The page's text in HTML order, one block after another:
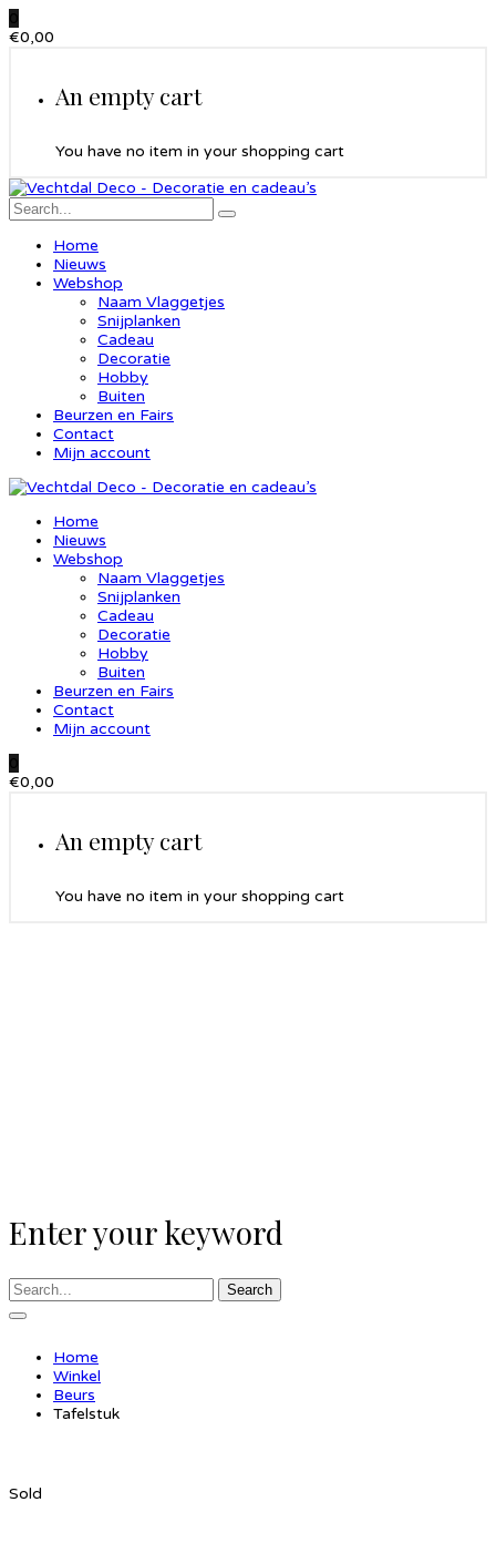
0
€0,00
An empty cart
You have no item in your shopping cart
Home
Nieuws
Webshop
Naam Vlaggetjes
Snijplanken
Cadeau
Decoratie
Hobby
Buiten
Beurzen en Fairs
Contact
Mijn account
Home
Nieuws
Webshop
Naam Vlaggetjes
Snijplanken
Cadeau
Decoratie
Hobby
Buiten
Beurzen en Fairs
Contact
Mijn account
0
€0,00
An empty cart
You have no item in your shopping cart
Enter your keyword
Search
Home
Winkel
Beurs
Tafelstuk
Sold